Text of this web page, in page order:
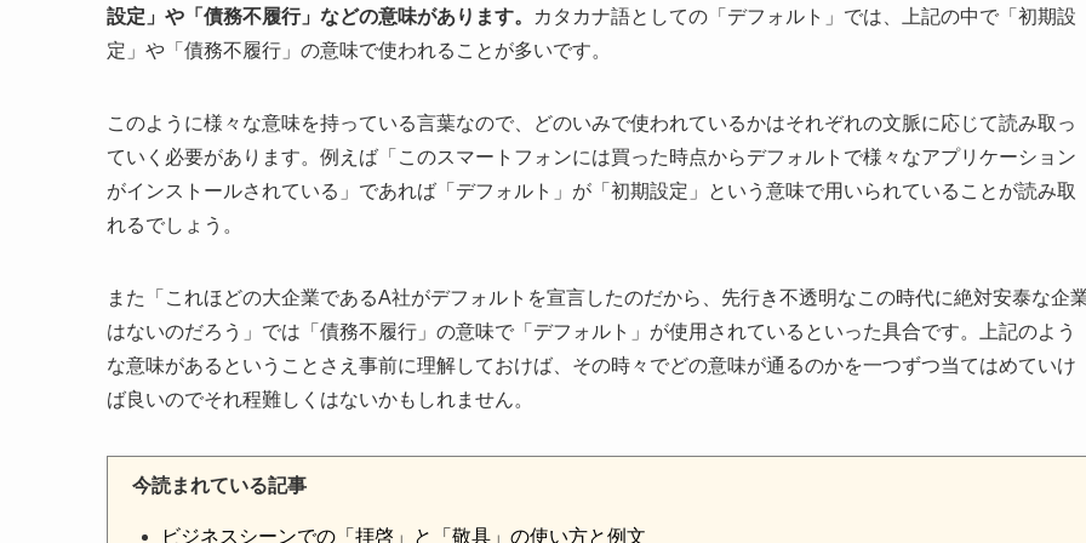
設定」や「債務不履行」などの意味があります。
カタカナ語としての「デフォルト」では、上記の中で「初期設
定」や「債務不履行」の意味で使われることが多いです。
このように様々な意味を持っている言葉なので、どのいみで使われているかはそれぞれの文脈に応じて読み取っ
ていく必要があります。例えば「このスマートフォンには買った時点からデフォルトで様々なアプリケーション
がインストールされている」であれば「デフォルト」が「初期設定」という意味で用いられていることが読み取
れるでしょう。
また「これほどの大企業であるA社がデフォルトを宣言したのだから、先行き不透明なこの時代に絶対安泰な企
はないのだろう」では「債務不履行」の意味で「デフォルト」が使用されているといった具合です。上記のよう
な意味があるということさえ事前に理解しておけば、その時々でどの意味が通るのかを一つずつ当てはめていけ
ば良いのでそれ程難しくはないかもしれません。
今読まれている記事
ビジネスシーンでの「拝啓」と「敬具」の使い方と例文